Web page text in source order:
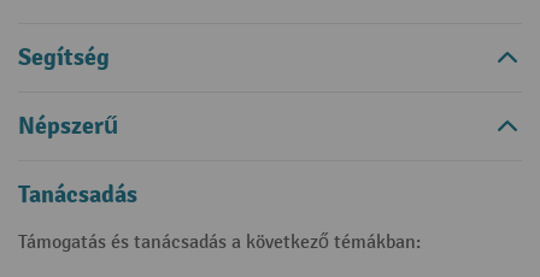
Segítség
Népszerű
Tanácsadás
Támogatás és tanácsadás a következő témákban: